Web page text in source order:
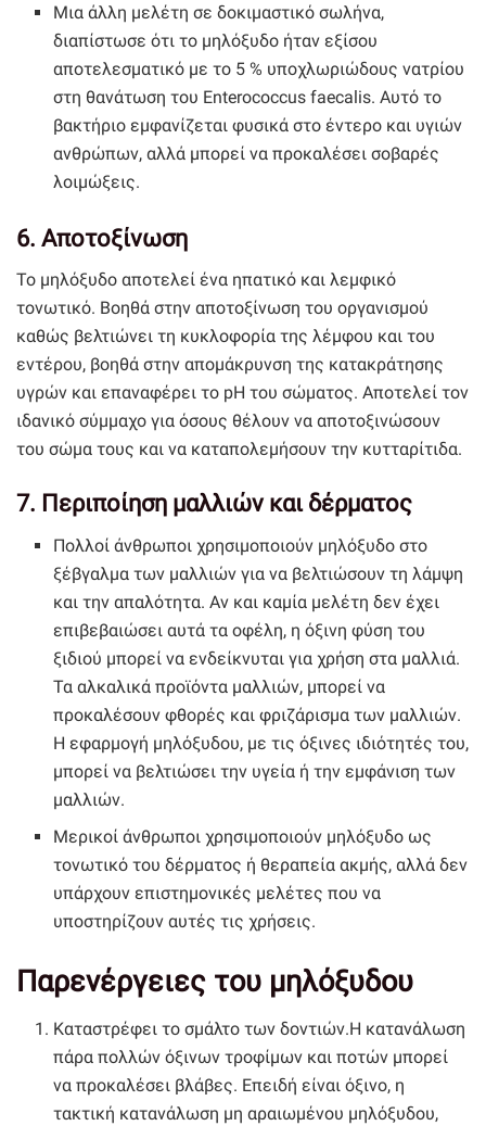
Μια άλλη μελέτη σε δοκιμαστικό σωλήνα,
διαπίστωσε ότι το μηλόξυδο ήταν εξίσου
αποτελεσματικό με το 5 % υποχλωριώδους νατρίου
στη θανάτωση του Enterococcus faecalis. Αυτό το
βακτήριο εμφανίζεται φυσικά στο έντερο και υγιών
ανθρώπων, αλλά μπορεί να προκαλέσει σοβαρές
λοιμώξεις.
6. Αποτοξίνωση
Το μηλόξυδο αποτελεί ένα ηπατικό και λεμφικό
τονωτικό. Βοηθά στην αποτοξίνωση του οργανισμού
καθώς βελτιώνει τη κυκλοφορία της λέμφου και του
εντέρου, βοηθά στην απομάκρυνση της κατακράτησης
υγρών και επαναφέρει το pΗ του σώματος. Αποτελεί τον
ιδανικό σύμμαχο για όσους θέλουν να αποτοξινώσουν
του σώμα τους και να καταπολεμήσουν την κυτταρίτιδα.
7. Περιποίηση μαλλιών και δέρματος
Πολλοί άνθρωποι χρησιμοποιούν μηλόξυδο στο
ξέβγαλμα των μαλλιών για να βελτιώσουν τη λάμψη
και την απαλότητα. Αν και καμία μελέτη δεν έχει
επιβεβαιώσει αυτά τα οφέλη, η όξινη φύση του
ξιδιού μπορεί να ενδείκνυται για χρήση στα μαλλιά.
Τα αλκαλικά προϊόντα μαλλιών, μπορεί να
προκαλέσουν φθορές και φριζάρισμα των μαλλιών.
Η εφαρμογή μηλόξυδου, με τις όξινες ιδιότητές του,
μπορεί να βελτιώσει την υγεία ή την εμφάνιση των
μαλλιών.
Μερικοί άνθρωποι χρησιμοποιούν μηλόξυδο ως
τονωτικό του δέρματος ή θεραπεία ακμής, αλλά δεν
υπάρχουν επιστημονικές μελέτες που να
υποστηρίζουν αυτές τις χρήσεις.
Παρενέργειες του μηλόξυδου
Καταστρέφει το σμάλτο των δοντιών.Η κατανάλωση
πάρα πολλών όξινων τροφίμων και ποτών μπορεί
να προκαλέσει βλάβες. Επειδή είναι όξινο, η
τακτική κατανάλωση μη αραιωμένου μηλόξυδου,